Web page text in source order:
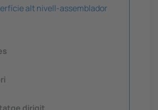
alt nivell-assemblador